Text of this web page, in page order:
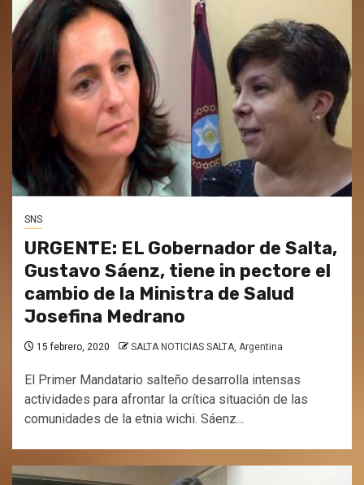
SNS
URGENTE: EL Gobernador de Salta,
Gustavo Sáenz, tiene in pectore el
cambio de la Ministra de Salud
Josefina Medrano
15 febrero, 2020 SALTA NOTICIAS SALTA, Argentina
El Primer Mandatario salteño desarrolla intensas
actividades para afrontar la crítica situación de las
comunidades de la etnia wichi. Sáenz...